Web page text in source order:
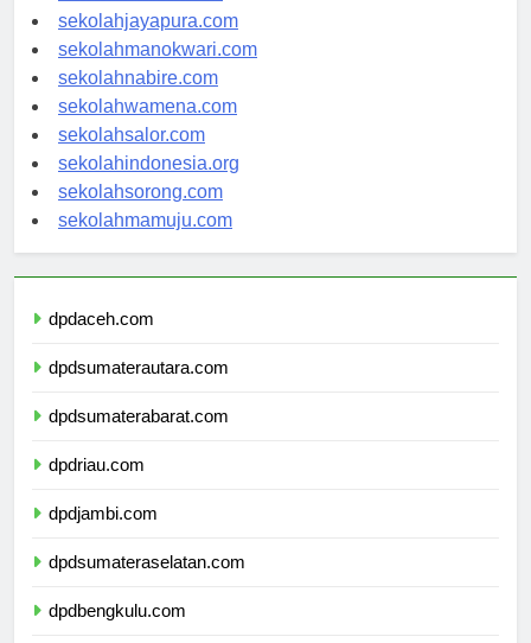
sekolahambon.com
sekolahjayapura.com
sekolahmanokwari.com
sekolahnabire.com
sekolahwamena.com
sekolahsalor.com
sekolahindonesia.org
sekolahsorong.com